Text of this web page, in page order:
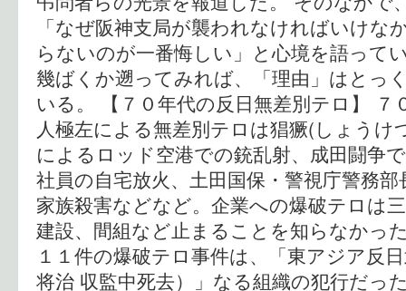
「なぜ阪神支局が襲われなければいけな
らないのが一番悔しい」と心境を語って
幾ばくか遡ってみれば、「理由」はとっ
いる。 【７０年代の反日無差別テロ】 ７
人極左による無差別テロは猖獗(しょうけ
によるロッド空港での銃乱射、成田闘争
社員の自宅放火、土田国保・警視庁警務
家族殺害などなど。企業への爆破テロは
建設、間組など止まることを知らなかっ
１１件の爆破テロ事件は、「東アジア反
将治 収監中死去）」なる組織の犯行だっ